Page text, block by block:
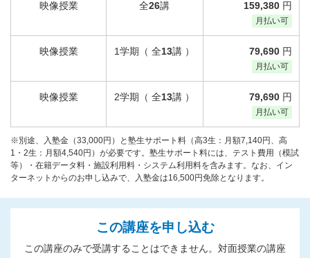
映像授業
映像授業
映像授業
全26講
1学期（ 全13講 ）
2学期（ 全13講 ）
159,380 円
月払い可
79,690 円
月払い可
79,690 円
月払い可
※別途、入塾金（33,000円）と塾生サポート料（高3生：月額7,140円、高
1・2生：月額4,540円）が必要です。塾生サポート料には、テスト費用（模試
等）・在籍データ料・施設利用料・システム利用料を含みます。なお、イン
ターネットからのお申し込みで、入塾金は16,500円免除となります。
この講座を申し込む
この講座のみで受講することはできません。対面授業の講座